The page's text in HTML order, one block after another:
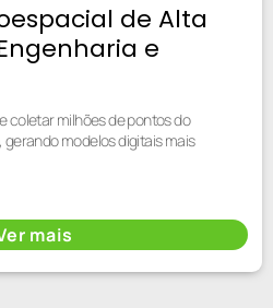
de Alta
e
coletar milhões de pontos do
modelos digitais mais
mais